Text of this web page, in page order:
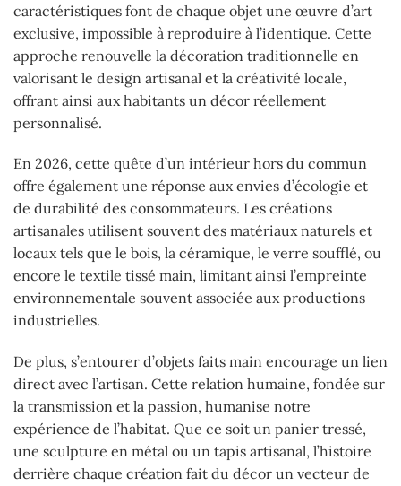
caractéristiques font de chaque objet une œuvre d’art
exclusive, impossible à reproduire à l’identique. Cette
approche renouvelle la décoration traditionnelle en
valorisant le design artisanal et la créativité locale,
offrant ainsi aux habitants un décor réellement
personnalisé.
En 2026, cette quête d’un intérieur hors du commun
offre également une réponse aux envies d’écologie et
de durabilité des consommateurs. Les créations
artisanales utilisent souvent des matériaux naturels et
locaux tels que le bois, la céramique, le verre soufflé, ou
encore le textile tissé main, limitant ainsi l’empreinte
environnementale souvent associée aux productions
industrielles.
De plus, s’entourer d’objets faits main encourage un lien
direct avec l’artisan. Cette relation humaine, fondée sur
la transmission et la passion, humanise notre
expérience de l’habitat. Que ce soit un panier tressé,
une sculpture en métal ou un tapis artisanal, l’histoire
derrière chaque création fait du décor un vecteur de